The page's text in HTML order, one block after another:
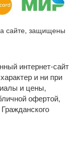
сайте, защищены
интернет-сайт
и ни при
и цены,
офертой,